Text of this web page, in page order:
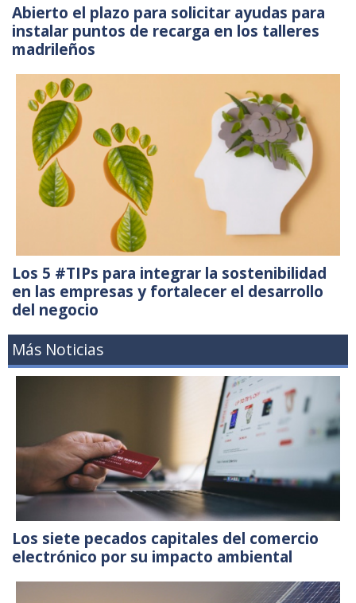
Abierto el plazo para solicitar ayudas para
instalar puntos de recarga en los talleres
madrileños
Los 5 #TIPs para integrar la sostenibilidad
en las empresas y fortalecer el desarrollo
del negocio
Más Noticias
Los siete pecados capitales del comercio
electrónico por su impacto ambiental